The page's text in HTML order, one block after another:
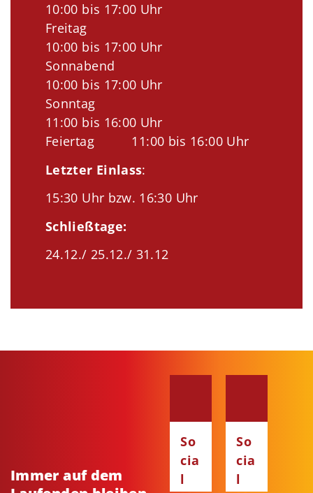
10:00 bis 17:00 Uhr
Freitag
10:00 bis 17:00 Uhr
Sonnabend
10:00 bis 17:00 Uhr
Sonntag
11:00 bis 16:00 Uhr
Feiertag 11:00 bis 16:00 Uhr
Letzter Einlass:
15:30 Uhr bzw. 16:30 Uhr
Schließtage:
24.12./ 25.12./ 31.12
Immer auf dem
So
cia
l
So
cia
l